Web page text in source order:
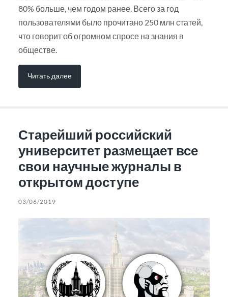
80% больше, чем годом ранее. Всего за год
пользователями было прочитано 250 млн статей,
что говорит об огромном спросе на знания в
обществе.
Читать далее
Старейший российский
университет размещает все
свои научные журналы в
открытом доступе
03/06/2019